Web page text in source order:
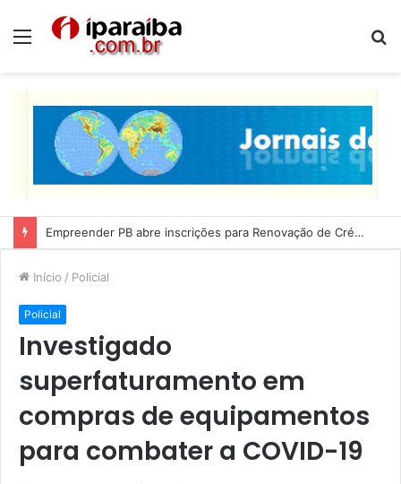
Menu
Empreender PB abre inscrições para Renovação de Crédito
Início / Policial
Policial
Investigado
superfaturamento em
compras de equipamentos
para combater a COVID-19